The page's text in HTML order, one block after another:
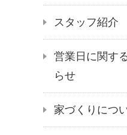
スタッフ紹介
営業日に関す
らせ
家づくりにつ